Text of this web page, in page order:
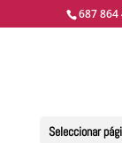
687 864
Seleccionar